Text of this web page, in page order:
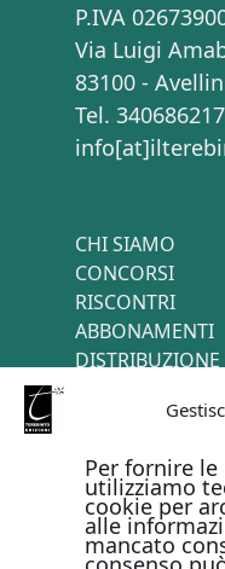
Per fornire
utilizziamo
cookie per
alle
mancato
P.IVA
Via Luigi
83100 -
Tel.
CHI SIAMO
CONCORSI
RISCONTRI
ABBONAMENTI
DISTRIBUZIONE
PAGAMENTI